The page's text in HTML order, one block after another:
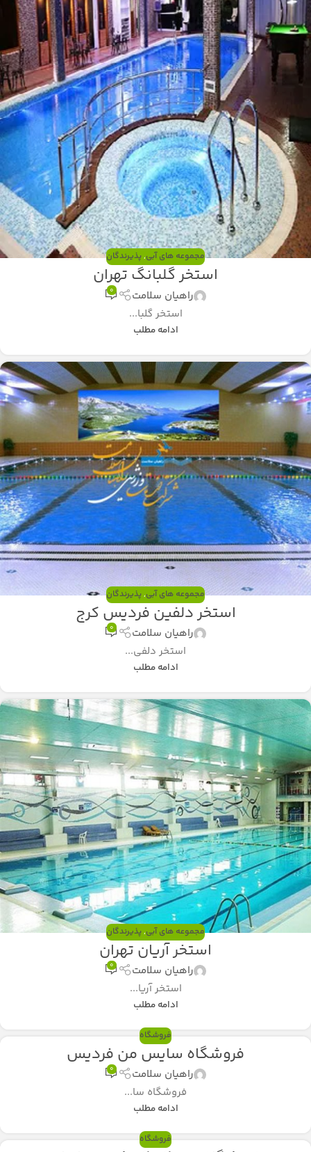
مجموعه های آبی,پذیرندگان
استخر گلبانگ تهران
راهیان سلامت 0
استخر گلبا...
ادامه مطلب
مجموعه های آبی,پذیرندگان
استخر دلفین فردیس کرج
راهیان سلامت 0
استخر دلفی...
ادامه مطلب
مجموعه های آبی,پذیرندگان
استخر آریان تهران
راهیان سلامت 0
استخر آریا...
ادامه مطلب
فروشگاه
فروشگاه سایس من فردیس
راهیان سلامت 0
فروشگاه سا...
ادامه مطلب
فروشگاه